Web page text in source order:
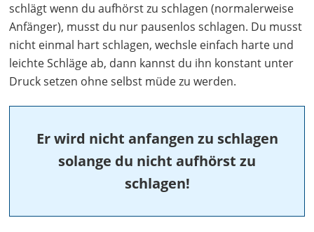
schlägt wenn du aufhörst zu schlagen (normalerweise
Anfänger), musst du nur pausenlos schlagen. Du musst
nicht einmal hart schlagen, wechsle einfach harte und
leichte Schläge ab, dann kannst du ihn konstant unter
Druck setzen ohne selbst müde zu werden.
Er wird nicht anfangen zu schlagen
solange du nicht aufhörst zu
schlagen!